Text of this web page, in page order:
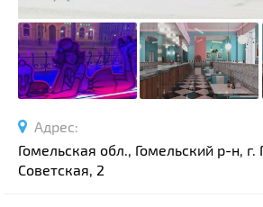
Адрес:
Гомельская обл., Гомельский р-н, г.
Советская, 2